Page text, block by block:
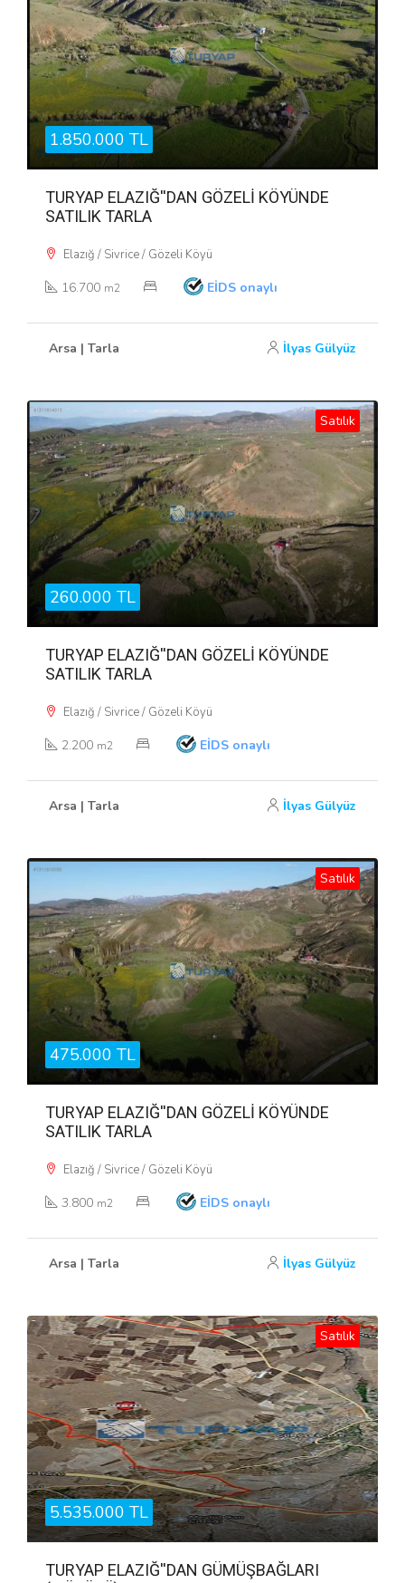
1.850.000 TL
TURYAP ELAZIĞ''DAN GÖZELİ KÖYÜNDE
SATILIK TARLA
Elazığ / Sivrice / Gözeli Köyü
16.700 m2 EİDS onaylı
Arsa | Tarla İlyas Gülyüz
Satılık
260.000 TL
TURYAP ELAZIĞ''DAN GÖZELİ KÖYÜNDE
SATILIK TARLA
Elazığ / Sivrice / Gözeli Köyü
2.200 m2 EİDS onaylı
Arsa | Tarla İlyas Gülyüz
Satılık
475.000 TL
TURYAP ELAZIĞ''DAN GÖZELİ KÖYÜNDE
SATILIK TARLA
Elazığ / Sivrice / Gözeli Köyü
3.800 m2 EİDS onaylı
Arsa | Tarla İlyas Gülyüz
Satılık
5.535.000 TL
TURYAP ELAZIĞ''DAN GÜMÜŞBAĞLARI